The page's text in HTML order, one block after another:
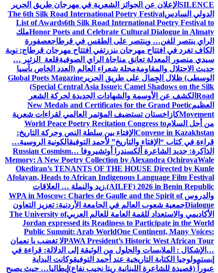
SILENCE الإعلان عن الجوائز الشعرية في مهرجان طريق الحرير
الدولي السادسThe 6th Silk Road International Poetry Festival
List of Awards6th Silk Road International Poetry Festival to
Honor Poets and Celebrate Cultural Dialogue in Almatyملك
الراي ينتصر للفن… وينتصر على الطقس في قرطاجعصفورة
الكاف تغرد في افتتاح مهرجان بنزرتفي افتتاح مهرجان قرطاج: نوبة
سيدي منصور المعدلة تعانق مناجاة الراي الصوفيةقلعة الزئير …
حديث الاحتلال والمقاومةمجلة شعراء العالم (العدد الخاص بآسيا
الوسطى) ظلال الجِمال على طريق الحرير Global Poets Magazine
(Special Central Asia Issue): Camel Shadows on the Silk
Road الكشف عن الأوسمة والشهادات الجديدة لحركة الشعر
العظيمNew Medals and Certificates for the Grand Poetic
Movementكازاخستان تستضيف المؤتمر العالمي لقراءات شعرية
من أجل السلامWorld Peace Poetry Recitation Congress to
Convene in Kazakhstan الإفتاء بين سلطة النص وحركة التاريخ:
قراءة في كتاب “الإفتاء والتاريخ” لأحمد التوفيقالكونية الروسية…
الذاكرة: جديد الشاعرة ألكسندرا أوتشيروفا Russian Cosmism…
Memory: A New Poetry Collection by Alexandra OchirovaWale
Okediran’s TENANTS OF THE HOUSE Directed by Kunle
Afolayan, Heads to African Indigenous Language Film Festival
(AILFF) 2026 in Benin Republic. زيد والنملة … العلاقات
والدروسWPA in Moscow: Charles de Gaulle and the Spirit of
Dialogueجمعية شعوب العالم في الجامعة الأردنية: تعزيز التعاون
الأكاديمي والاستعداد للقمة العامة للعالم العربيThe University of
Jordan expressed its Readiness to Participate in the World
Public Summit: Arab WorldOne Continent, Many Voices:
PAWA President’s Historic West African Tourلا تغضب يا نعمان
…الإشكال : الملابسات والحلول من الوثيقة إلى الدلالة: قراءة في
إبستمولوجيا الكتابة التاريخية عند أحمد التوفيقوكانت البداية
عبوراً (قصيدة للشاعرة اللبنانية ريتا نجيب نفاع) إيطاليا… حيث يصبح